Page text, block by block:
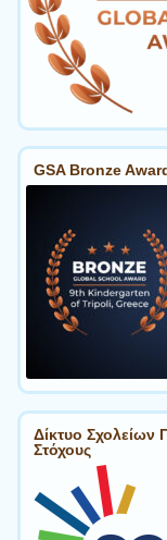
GSA Bronze
Δίκτυο Σχολείων
Στόχους